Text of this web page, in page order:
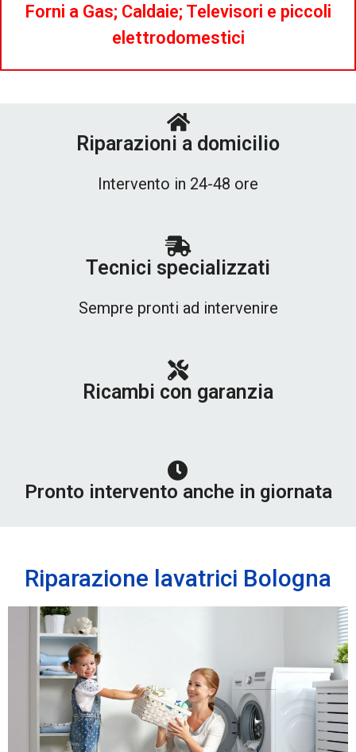
Forni a Gas; Caldaie; Televisori e piccoli
elettrodomestici
Riparazioni a domicilio
Intervento in 24-48 ore
Tecnici specializzati
Sempre pronti ad intervenire
Ricambi con garanzia
Pronto intervento anche in giornata
Riparazione lavatrici Bologna